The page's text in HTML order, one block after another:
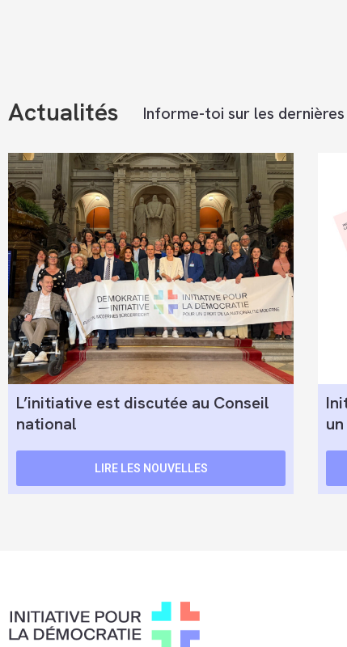
Actualités Informe-toi sur les
L’initiative est discutée au Conseil
national
LIRE LES NOUVELLES